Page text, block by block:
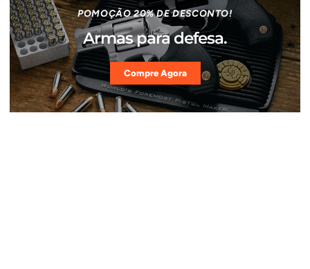
POMOÇÃO 20% DE DESCONTO!
Armas para defesa.
Compre Agora